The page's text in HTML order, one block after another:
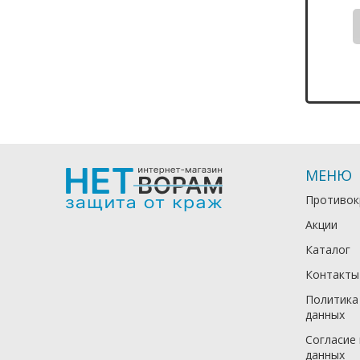
МЕНЮ
Акции
Каталог
Контакты
данных
данных